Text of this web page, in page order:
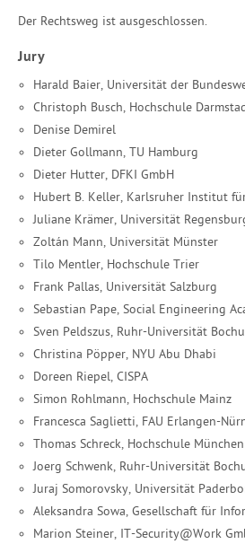
Der Rechtsweg ist ausgeschlossen.
Jury
Harald Baier, Universität der
Christoph Busch, Hochschule
Denise Demirel
Dieter Gollmann, TU Hamburg
Dieter Hutter, DFKI GmbH
Hubert B. Keller, Karlsruher Institut
Juliane Krämer, Universität
Zoltán Mann, Universität Münster
Tilo Mentler, Hochschule Trier
Frank Pallas, Universität Salzburg
Sebastian Pape, Social Engineering
Sven Peldszus, Ruhr-Universität
Christina Pöpper, NYU Abu Dhabi
Doreen Riepel, CISPA
Simon Rohlmann, Hochschule Mainz
Francesca Saglietti, FAU Erlangen-
Thomas Schreck, Hochschule München
Joerg Schwenk, Ruhr-Universität
Juraj Somorovsky, Universität
Aleksandra Sowa, Gesellschaft für
Marion Steiner, IT-Security@Work